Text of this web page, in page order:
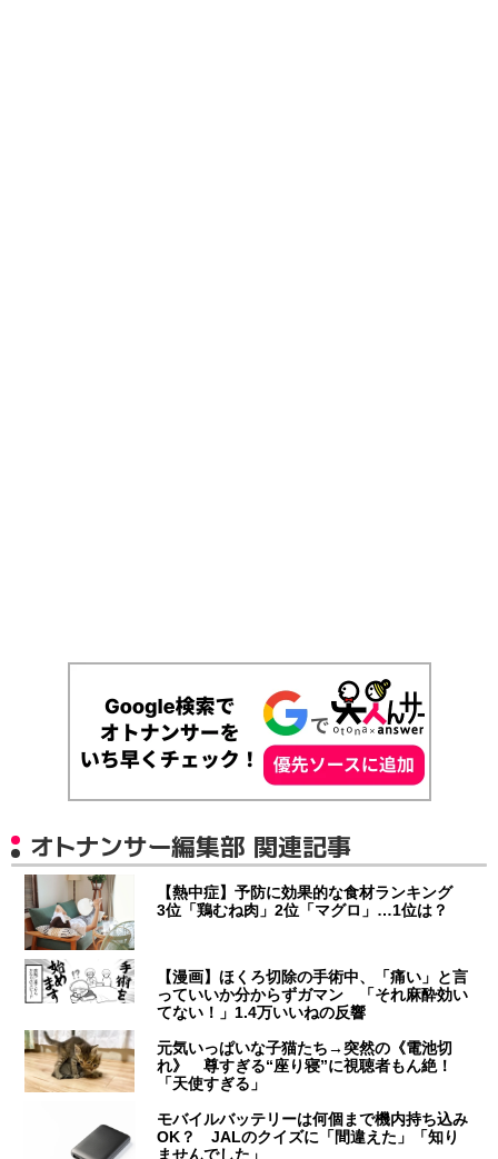
オトナンサー編集部 関連記事
【熱中症】予防に効果的な食材ランキング
3位「鶏むね肉」2位「マグロ」…1位は？
【漫画】ほくろ切除の手術中、「痛い」と言
っていいか分からずガマン 「それ麻酔効い
てない！」1.4万いいねの反響
元気いっぱいな子猫たち→突然の《電池切
れ》 尊すぎる“座り寝”に視聴者もん絶！
「天使すぎる」
モバイルバッテリーは何個まで機内持ち込み
OK？ JALのクイズに「間違えた」「知り
ませんでした」